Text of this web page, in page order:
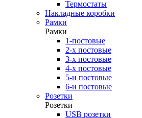
Термостаты
Накладные коробки
Рамки
Рамки
1-постовые
2-х постовые
3-х постовые
4-х постовые
5-и постовые
6-и постовые
Розетки
Розетки
USB розетки